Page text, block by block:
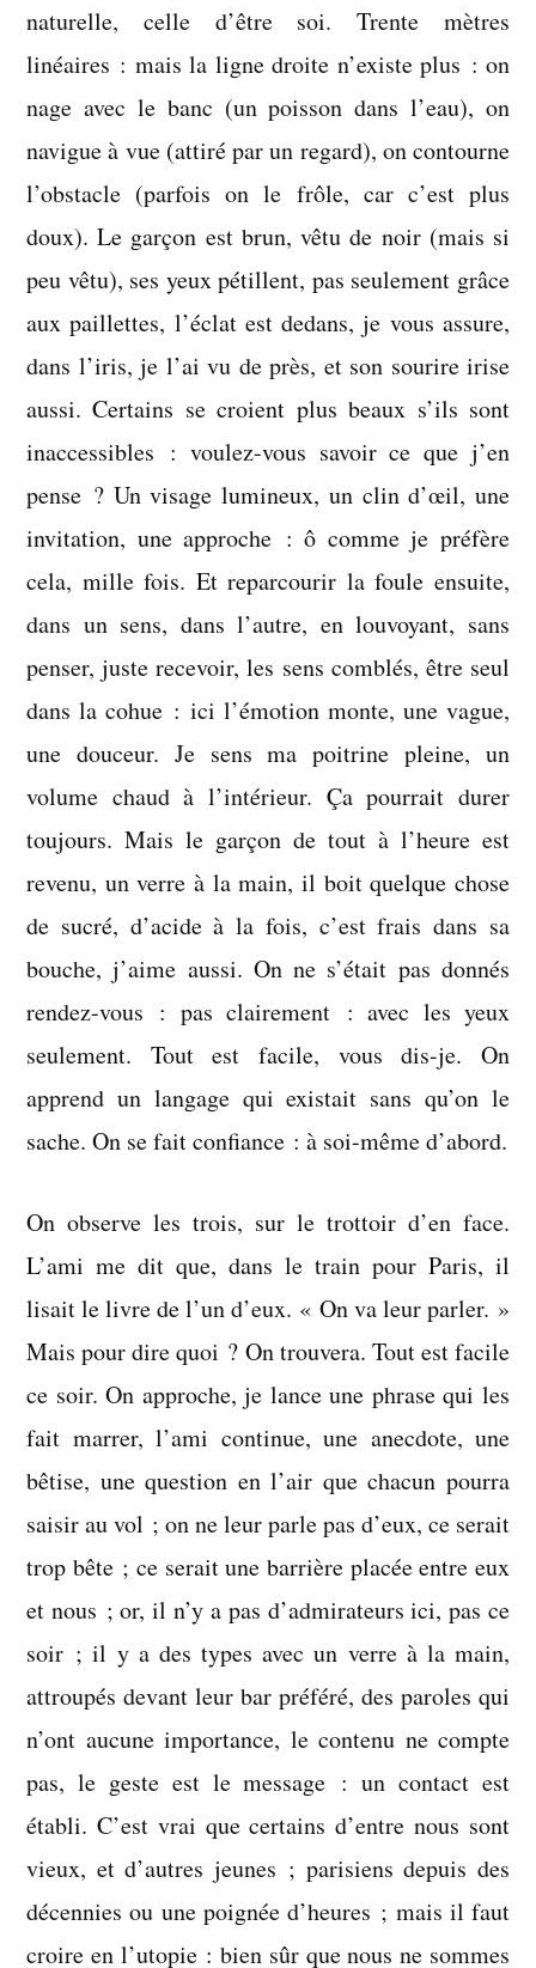
naturelle, celle d’être soi. Trente mètres
linéaires : mais la ligne droite n’existe plus : on
nage avec le banc (un poisson dans l’eau), on
navigue à vue (attiré par un regard), on contourne
l’obstacle (parfois on le frôle, car c’est plus
doux). Le garçon est brun, vêtu de noir (mais si
peu vêtu), ses yeux pétillent, pas seulement grâce
aux paillettes, l’éclat est dedans, je vous assure,
dans l’iris, je l’ai vu de près, et son sourire irise
aussi. Certains se croient plus beaux s’ils sont
inaccessibles : voulez-vous savoir ce que j’en
pense ? Un visage lumineux, un clin d’œil, une
invitation, une approche : ô comme je préfère
cela, mille fois. Et reparcourir la foule ensuite,
dans un sens, dans l’autre, en louvoyant, sans
penser, juste recevoir, les sens comblés, être seul
dans la cohue : ici l’émotion monte, une vague,
une douceur. Je sens ma poitrine pleine, un
volume chaud à l’intérieur. Ça pourrait durer
toujours. Mais le garçon de tout à l’heure est
revenu, un verre à la main, il boit quelque chose
de sucré, d’acide à la fois, c’est frais dans sa
bouche, j’aime aussi. On ne s’était pas donnés
rendez-vous : pas clairement : avec les yeux
seulement. Tout est facile, vous dis-je. On
apprend un langage qui existait sans qu’on le
sache. On se fait confiance : à soi-même d’abord.
On observe les trois, sur le trottoir d’en face.
L’ami me dit que, dans le train pour Paris, il
lisait le livre de l’un d’eux. « On va leur parler. »
Mais pour dire quoi ? On trouvera. Tout est facile
ce soir. On approche, je lance une phrase qui les
fait marrer, l’ami continue, une anecdote, une
bêtise, une question en l’air que chacun pourra
saisir au vol ; on ne leur parle pas d’eux, ce serait
trop bête ; ce serait une barrière placée entre eux
et nous ; or, il n’y a pas d’admirateurs ici, pas ce
soir ; il y a des types avec un verre à la main,
attroupés devant leur bar préféré, des paroles qui
n’ont aucune importance, le contenu ne compte
pas, le geste est le message : un contact est
établi. C’est vrai que certains d’entre nous sont
vieux, et d’autres jeunes ; parisiens depuis des
décennies ou une poignée d’heures ; mais il faut
croire en l’utopie : bien sûr que nous ne sommes